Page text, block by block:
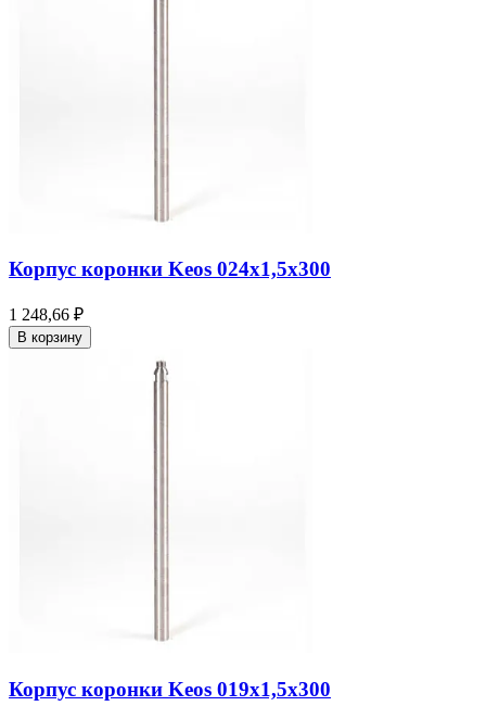
Корпус коронки Keos 024x1,5x300
1 248,66 ₽
В корзину
Корпус коронки Keos 019x1,5x300